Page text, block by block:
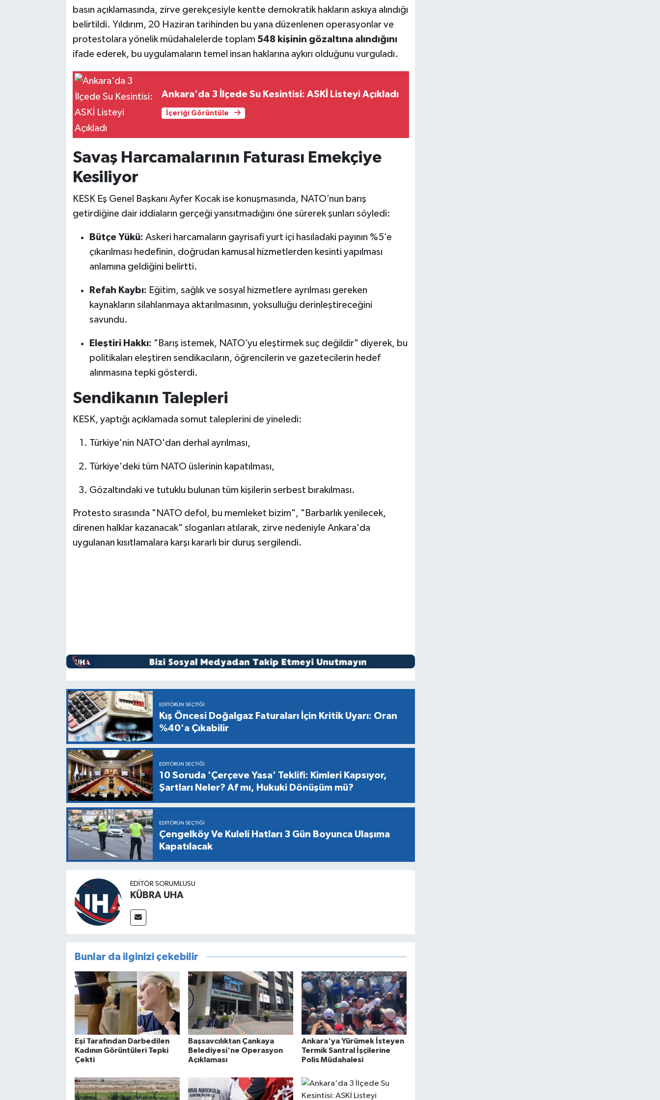
basın açıklamasında, zirve gerekçesiyle kentte demokratik hakların askıya alındığı
belirtildi. Yıldırım, 20 Haziran tarihinden bu yana düzenlenen operasyonlar ve
protestolara yönelik müdahalelerde toplam 548 kişinin gözaltına alındığını
ifade ederek, bu uygulamaların temel insan haklarına aykırı olduğunu vurguladı.
Ankara'da 3 İlçede Su Kesintisi: ASKİ Listeyi Açıkladı
İçeriği Görüntüle
Savaş Harcamalarının Faturası Emekçiye
Kesiliyor
KESK Eş Genel Başkanı Ayfer Kocak ise konuşmasında, NATO’nun barış
getirdiğine dair iddiaların gerçeği yansıtmadığını öne sürerek şunları söyledi:
Bütçe Yükü: Askeri harcamaların gayrisafi yurt içi hasıladaki payının %5’e
çıkarılması hedefinin, doğrudan kamusal hizmetlerden kesinti yapılması
anlamına geldiğini belirtti.
Refah Kaybı: Eğitim, sağlık ve sosyal hizmetlere ayrılması gereken
kaynakların silahlanmaya aktarılmasının, yoksulluğu derinleştireceğini
savundu.
Eleştiri Hakkı: "Barış istemek, NATO’yu eleştirmek suç değildir" diyerek, bu
politikaları eleştiren sendikacıların, öğrencilerin ve gazetecilerin hedef
alınmasına tepki gösterdi.
Sendikanın Talepleri
KESK, yaptığı açıklamada somut taleplerini de yineledi:
Türkiye'nin NATO'dan derhal ayrılması,
Türkiye'deki tüm NATO üslerinin kapatılması,
Gözaltındaki ve tutuklu bulunan tüm kişilerin serbest bırakılması.
Protesto sırasında "NATO defol, bu memleket bizim", "Barbarlık yenilecek,
direnen halklar kazanacak" sloganları atılarak, zirve nedeniyle Ankara'da
uygulanan kısıtlamalara karşı kararlı bir duruş sergilendi.
EDITÖRÜN SEÇTIĞI
Kış Öncesi Doğalgaz Faturaları İçin Kritik Uyarı: Oran
%40'a Çıkabilir
EDITÖRÜN SEÇTIĞI
10 Soruda 'Çerçeve Yasa' Teklifi: Kimleri Kapsıyor,
Şartları Neler? Af mı, Hukuki Dönüşüm mü?
EDITÖRÜN SEÇTIĞI
Çengelköy Ve Kuleli Hatları 3 Gün Boyunca Ulaşıma
Kapatılacak
EDİTÖR SORUMLUSU
KÜBRA UHA
Bunlar da ilginizi çekebilir
Eşi Tarafından Darbedilen
Kadının Görüntüleri Tepki
Çekti
Başsavcılıktan Çankaya
Belediyesi'ne Operasyon
Açıklaması
Ankara'ya Yürümek İsteyen
Termik Santral İşçilerine
Polis Müdahalesi